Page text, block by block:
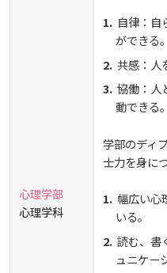
心理学部
心理学科
自律：自
ができる。
共感：人
協働：人
動できる。
学部のディ
士力を身に
幅広い心
いる。
読む、書
ュニケー